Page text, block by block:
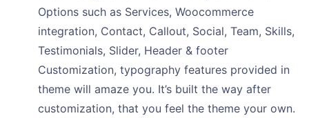
Options such as Services, Woocommerce
integration, Contact, Callout, Social, Team, Skills,
Testimonials, Slider, Header & footer
Customization, typography features provided in
theme will amaze you. It’s built the way after
customization, that you feel the theme your own.